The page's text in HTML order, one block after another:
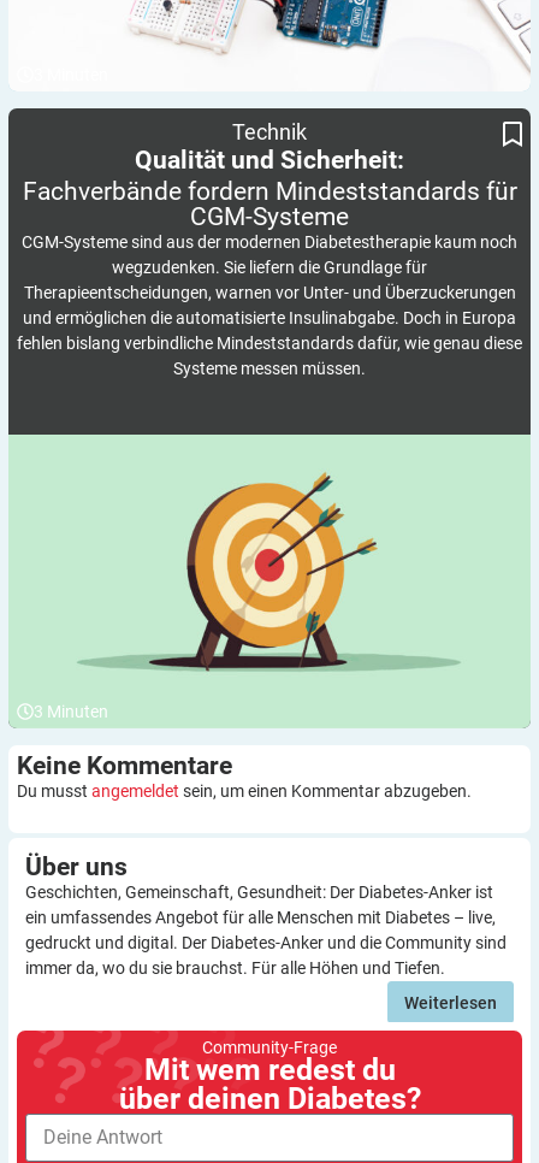
Fachverbände fordern Mindeststandards für CGM-Systeme
Technik
Qualität und Sicherheit:
Fachverbände fordern Mindeststandards für
CGM-Systeme
CGM-Systeme sind aus der modernen Diabetestherapie kaum noch
wegzudenken. Sie liefern die Grundlage für
Therapieentscheidungen, warnen vor Unter- und Überzuckerungen
und ermöglichen die automatisierte Insulinabgabe. Doch in Europa
fehlen bislang verbindliche Mindeststandards dafür, wie genau diese
Systeme messen müssen.
3 Minuten
Keine Kommentare
Du musst angemeldet sein, um einen Kommentar abzugeben.
Über uns
Geschichten, Gemeinschaft, Gesundheit: Der Diabetes-Anker ist
ein umfassendes Angebot für alle Menschen mit Diabetes – live,
gedruckt und digital. Der Diabetes-Anker und die Community sind
immer da, wo du sie brauchst. Für alle Höhen und Tiefen.
Weiterlesen
Community-Frage
Mit wem redest du
über deinen Diabetes?